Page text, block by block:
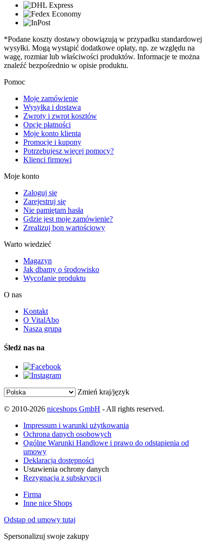
*Podane koszty dostawy obowiązują w przypadku standardowej
wysyłki. Mogą wystąpić dodatkowe opłaty, np. ze względu na
wagę, rozmiar lub właściwości produktów. Informacje te można
znaleźć bezpośrednio w opisie produktu.
Pomoc
Moje zamówienie
Wysyłka i dostawa
Zwroty i zwrot kosztów
Opcje płatności
Moje konto klienta
Promocje i kupony
Potrzebujesz więcej pomocy?
Klienci firmowi
Moje konto
Zaloguj się
Zarejestruj się
Nie pamiętam hasła
Gdzie jest moje zamówienie?
Zrealizuj bon wartościowy
Warto wiedzieć
Magazyn
Jak dbamy o środowisko
Wycofanie produktu
O nas
Kontakt
O VitalAbo
Nasza grupa
Śledź nas na
Zmień kraj/język
© 2010-2026 niceshops GmbH - All rights reserved.
Impressum i warunki użytkowania
Ochrona danych osobowych
Ogólne Warunki Handlowe i prawo do odstąpienia od
umowy
Deklaracja dostępności
Ustawienia ochrony danych
Rezygnacja z subskrypcji
Firma
Inne nice Shops
Odstąp od umowy tutaj
Spersonalizuj swoje zakupy